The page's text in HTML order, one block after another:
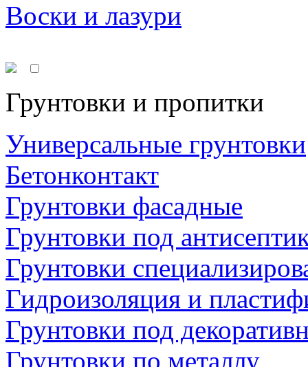
Воски и лазури
Грунтовки и пропитки
Универсальные грунтовки
Бетонконтакт
Грунтовки фасадные
Грунтовки под
Грунтовки
Гидроизоляция и
Грунтовки под
Грунтовки по металлу